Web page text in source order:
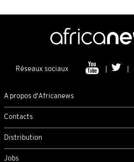
Réseaux sociaux
A propos d'Africanews
Contacts
Distribution
Jobs